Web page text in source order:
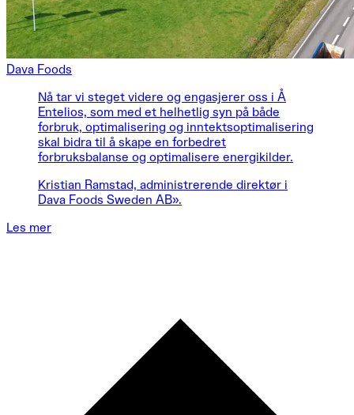
Dava Foods
Nå tar vi steget videre og engasjerer oss i Å
Entelios, som med et helhetlig syn på både
forbruk, optimalisering og inntektsoptimalisering
skal bidra til å skape en forbedret
forbruksbalanse og optimalisere energikilder.
Kristian Ramstad, administrerende direktør i
Dava Foods Sweden AB».
Les mer